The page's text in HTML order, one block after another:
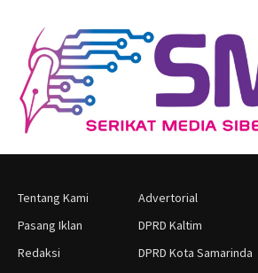
Tentang Kami
Pasang Iklan
Redaksi
Advertorial
DPRD Kaltim
DPRD Kota Samarinda